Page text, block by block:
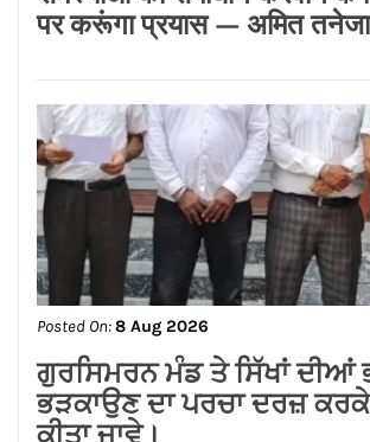
Posted On: 8 Aug 2026
जालंधर कैंट के लोगों की लंबे समय
समस्याओं का समाधान करवाने के
पर करूंगा प्रयास — अमित तनेजा